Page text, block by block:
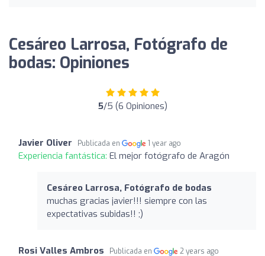
Cesáreo Larrosa, Fotógrafo de
bodas: Opiniones
5/5 (6 Opiniones)
Javier Oliver Publicada en 1 year ago
Experiencia fantástica: El mejor fotógrafo de Aragón
Cesáreo Larrosa, Fotógrafo de bodas
muchas gracias javier!!! siempre con las
expectativas subidas!! ;)
Rosi Valles Ambros Publicada en 2 years ago